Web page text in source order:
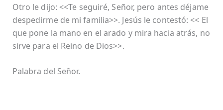
Otro le dijo: <<Te seguiré, Señor, pero antes déjame
despedirme de mi familia>>. Jesús le contestó: << El
que pone la mano en el arado y mira hacia atrás, no
sirve para el Reino de Dios>>.
Palabra del Señor.